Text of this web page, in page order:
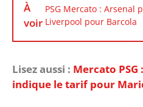
À
voir
PSG Mercato : Arsenal
Liverpool pour Barcola
Lisez aussi : Mercato PSG
indique le tarif pour